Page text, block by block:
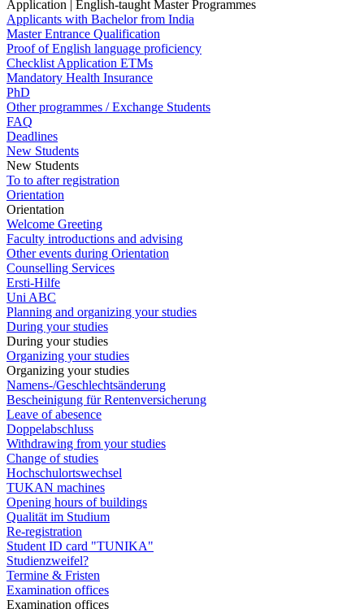
Application | English-taught Master Programmes
Applicants with Bachelor from India
Master Entrance Qualification
Proof of English language proficiency
Checklist Application ETMs
Mandatory Health Insurance
PhD
Other programmes / Exchange Students
FAQ
Deadlines
New Students
New Students
To to after registration
Orientation
Orientation
Welcome Greeting
Faculty introductions and advising
Other events during Orientation
Counselling Services
Ersti-Hilfe
Uni ABC
Planning and organizing your studies
During your studies
During your studies
Organizing your studies
Organizing your studies
Namens-/Geschlechtsänderung
Bescheinigung für Rentenversicherung
Leave of abesence
Doppelabschluss
Withdrawing from your studies
Change of studies
Hochschulortswechsel
TUKAN machines
Opening hours of buildings
Qualität im Studium
Re-registration
Student ID card "TUNIKA"
Studienzweifel?
Termine & Fristen
Examination offices
Examination offices